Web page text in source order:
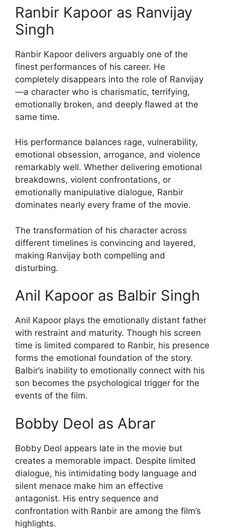
Ranbir Kapoor as Ranvijay
Singh
Ranbir Kapoor delivers arguably one of the
finest performances of his career. He
completely disappears into the role of Ranvijay
—a character who is charismatic, terrifying,
emotionally broken, and deeply flawed at the
same time.
His performance balances rage, vulnerability,
emotional obsession, arrogance, and violence
remarkably well. Whether delivering emotional
breakdowns, violent confrontations, or
emotionally manipulative dialogue, Ranbir
dominates nearly every frame of the movie.
The transformation of his character across
different timelines is convincing and layered,
making Ranvijay both compelling and
disturbing.
Anil Kapoor as Balbir Singh
Anil Kapoor plays the emotionally distant father
with restraint and maturity. Though his screen
time is limited compared to Ranbir, his presence
forms the emotional foundation of the story.
Balbir’s inability to emotionally connect with his
son becomes the psychological trigger for the
events of the film.
Bobby Deol as Abrar
Bobby Deol appears late in the movie but
creates a memorable impact. Despite limited
dialogue, his intimidating body language and
silent menace make him an effective
antagonist. His entry sequence and
confrontation with Ranbir are among the film’s
highlights.